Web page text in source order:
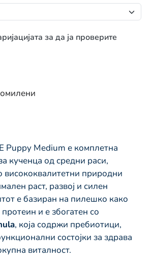
за да ја проверите
Puppy Medium е комплетна
кученца од средни раси,
природни
раст, развој и силен
е базиран на пилешко како
и е збогатен со
, која содржи пребиотици,
состојки за здрава
виталност.